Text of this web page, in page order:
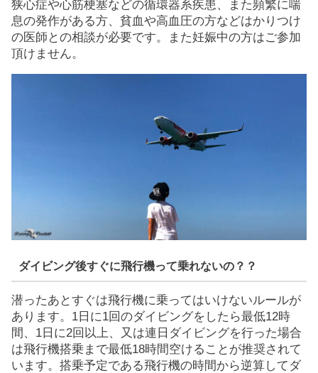
狭心症や心筋梗塞などの循環器系疾患、また頻繁に喘
息の発作がある方、貧血や高血圧の方などはかりつけ
の医師との相談が必要です。また妊娠中の方はご参加
頂けません。
ダイビング後すぐに飛行機って乗れないの？？
潜ったあとすぐは飛行機に乗ってはいけないルールが
あります。1日に1回のダイビングをしたら最低12時
間、1日に2回以上、又は連日ダイビングを行った場合
は飛行機搭乗まで最低18時間空けることが推奨されて
います。搭乗予定である飛行機の時間から逆算してダ